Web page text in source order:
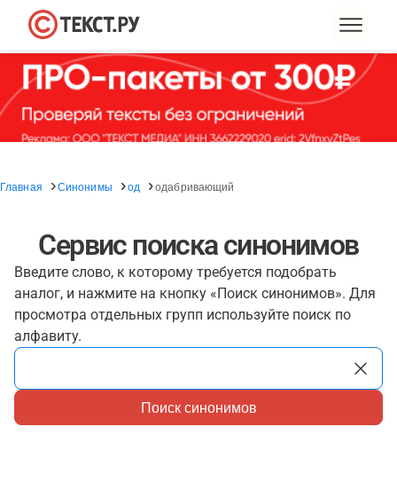
Главная Синонимы од одабривающий
Сервис поиска синонимов
Введите слово, к которому требуется подобрать
аналог, и нажмите на кнопку «Поиск синонимов». Для
просмотра отдельных групп используйте поиск по
алфавиту.
Поиск синонимов